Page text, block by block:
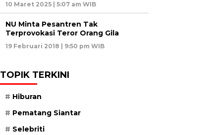
10 Maret 2025 | 5:07 am WIB
NU Minta Pesantren Tak
Terprovokasi Teror Orang Gila
19 Februari 2018 | 9:50 pm WIB
TOPIK TERKINI
Hiburan
Pematang Siantar
Selebriti